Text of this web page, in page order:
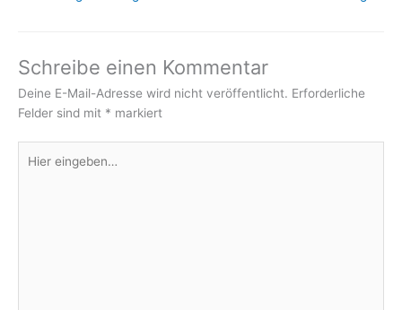
Schreibe einen Kommentar
Deine E-Mail-Adresse wird nicht veröffentlicht. Erforderliche
Felder sind mit * markiert
eingeben…